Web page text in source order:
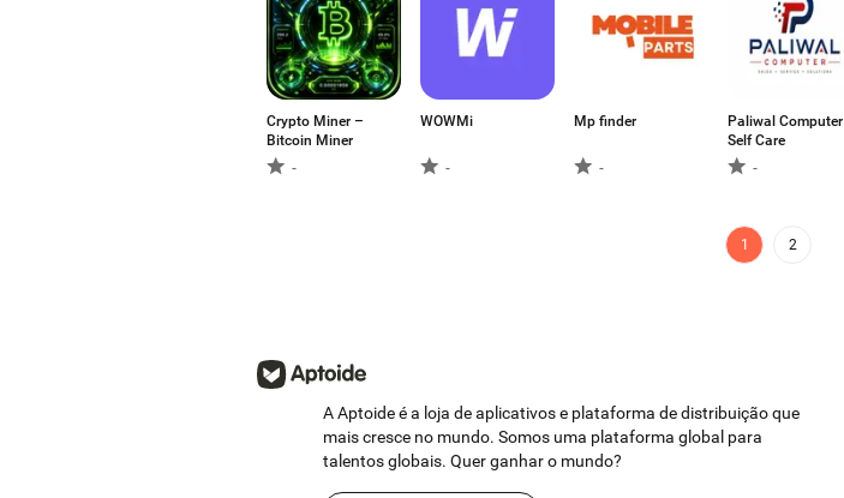
Crypto Miner –
Bitcoin Miner
-
WOWMi
-
Mp finder
-
Paliwal Computer
Self Care
-
1 2
A Aptoide é a loja de aplicativos e plataforma de distribuição que
mais cresce no mundo. Somos uma plataforma global para
talentos globais. Quer ganhar o mundo?